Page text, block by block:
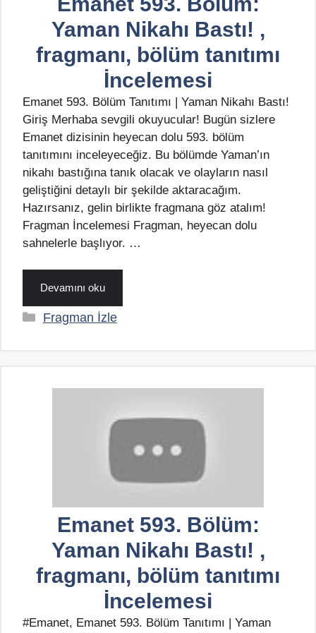
Yaman Nikahı Bastı! ,
fragmanı, bölüm tanıtımı
İncelemesi
Emanet 593. Bölüm Tanıtımı | Yaman Nikahı Bastı!
Giriş Merhaba sevgili okuyucular! Bugün sizlere
Emanet dizisinin heyecan dolu 593. bölüm
tanıtımını inceleyeceğiz. Bu bölümde Yaman’ın
nikahı bastığına tanık olacak ve olayların nasıl
geliştiğini detaylı bir şekilde aktaracağım.
Hazırsanız, gelin birlikte fragmana göz atalım!
Fragman İncelemesi Fragman, heyecan dolu
sahnelerle başlıyor. …
Devamını oku
Kategoriler
Fragman İzle
Emanet 593. Bölüm:
Yaman Nikahı Bastı! ,
fragmanı, bölüm tanıtımı
İncelemesi
#Emanet, Emanet 593. Bölüm Tanıtımı | Yaman